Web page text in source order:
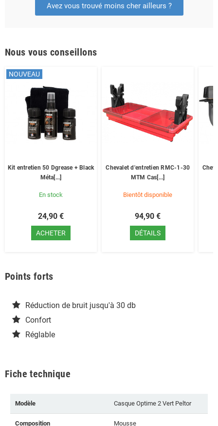
Avez vous trouvé moins cher ailleurs ?
Nous vous conseillons
NOUVEAU
Kit entretien 50 Dgrease + Black
Méta[...]
En stock
24,90 €
ACHETER
Chevalet d'entretien RMC-1-30
MTM Cas[...]
Bientôt disponible
94,90 €
DÉTAILS
Points forts
Réduction de bruit jusqu'à 30 db
Confort
Réglable
Fiche technique
Modèle Casque Optime 2 Vert Peltor
Composition Mousse